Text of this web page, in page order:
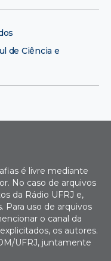
de Ciência e
é livre mediante
No caso de arquivos
da Rádio UFRJ e,
Para uso de arquivos
o canal da
os autores.
UFRJ, juntamente